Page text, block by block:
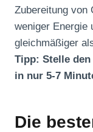
Zubereitung von
weniger Energie
gleichmäßiger
Tipp: Stelle
in nur 5-7
Die